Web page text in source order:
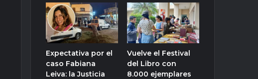
Expectativa por el
caso Fabiana
Leiva: la Justicia
Vuelve el Festival
del Libro con
8.000 ejemplares